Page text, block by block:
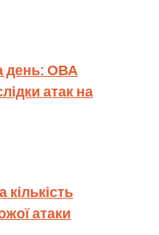
день: ОВА
атак на
атаки